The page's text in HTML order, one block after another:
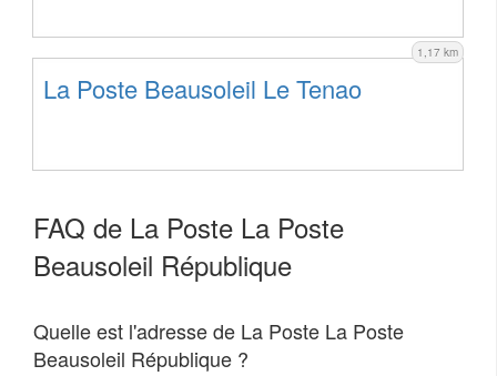
1,17 km
La Poste Beausoleil Le Tenao
FAQ de La Poste La Poste
Beausoleil République
Quelle est l'adresse de La Poste La Poste
Beausoleil République ?